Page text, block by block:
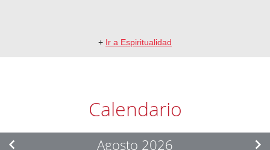
+ Ir a Espiritualidad
Calendario
Agosto 2026